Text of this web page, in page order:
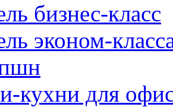
бизнес-класс
эконом-
кухни для